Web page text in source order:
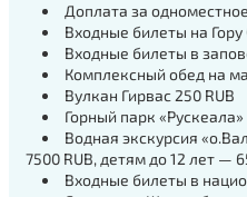
Доплата за
Входные билеты на
Входные билеты в
Комплексный обед на
Вулкан Гирвас 250 RUB
Горный парк «Рускеала»
Водная экскурсия
7500 RUB, детям до 12 лет —
Входные билеты в